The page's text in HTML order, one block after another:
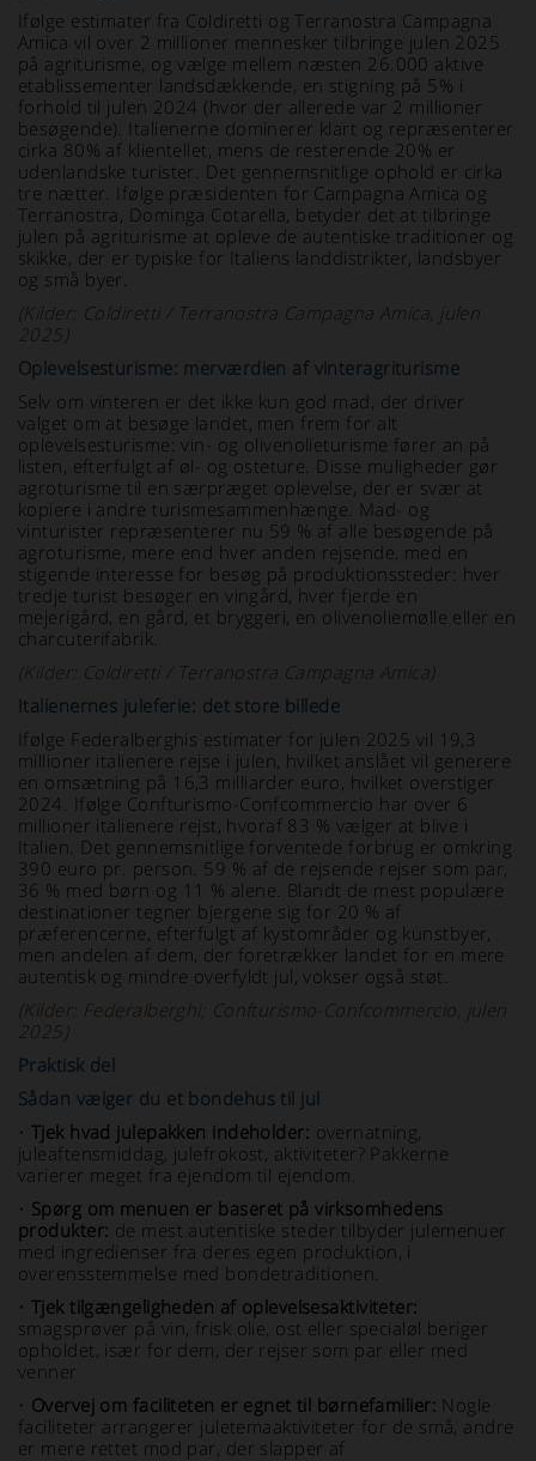
Ifølge estimater fra Coldiretti og Terranostra Campagna
Amica vil over 2 millioner mennesker tilbringe julen 2025
på agriturisme, og vælge mellem næsten 26.000 aktive
etablissementer landsdækkende, en stigning på 5% i
forhold til julen 2024 (hvor der allerede var 2 millioner
besøgende). Italienerne dominerer klart og repræsenterer
cirka 80% af klientellet, mens de resterende 20% er
udenlandske turister. Det gennemsnitlige ophold er cirka
tre nætter. Ifølge præsidenten for Campagna Amica og
Terranostra, Dominga Cotarella, betyder det at tilbringe
julen på agriturisme at opleve de autentiske traditioner og
skikke, der er typiske for Italiens landdistrikter, landsbyer
og små byer.
(Kilder: Coldiretti / Terranostra Campagna Amica, julen
2025)
Oplevelsesturisme: merværdien af vinteragriturisme
Selv om vinteren er det ikke kun god mad, der driver
valget om at besøge landet, men frem for alt
oplevelsesturisme: vin- og olivenolieturisme fører an på
listen, efterfulgt af øl- og osteture. Disse muligheder gør
agroturisme til en særpræget oplevelse, der er svær at
kopiere i andre turismesammenhænge. Mad- og
vinturister repræsenterer nu 59 % af alle besøgende på
agroturisme, mere end hver anden rejsende, med en
stigende interesse for besøg på produktionssteder: hver
tredje turist besøger en vingård, hver fjerde en
mejerigård, en gård, et bryggeri, en olivenoliemølle eller en
charcuterifabrik.
(Kilder: Coldiretti / Terranostra Campagna Amica)
Italienernes juleferie: det store billede
Ifølge Federalberghis estimater for julen 2025 vil 19,3
millioner italienere rejse i julen, hvilket anslået vil generere
en omsætning på 16,3 milliarder euro, hvilket overstiger
2024. Ifølge Confturismo-Confcommercio har over 6
millioner italienere rejst, hvoraf 83 % vælger at blive i
Italien. Det gennemsnitlige forventede forbrug er omkring
390 euro pr. person. 59 % af de rejsende rejser som par,
36 % med børn og 11 % alene. Blandt de mest populære
destinationer tegner bjergene sig for 20 % af
præferencerne, efterfulgt af kystområder og kunstbyer,
men andelen af dem, der foretrækker landet for en mere
autentisk og mindre overfyldt jul, vokser også støt.
(Kilder: Federalberghi; Confturismo-Confcommercio, julen
2025)
Praktisk del
Sådan vælger du et bondehus til jul
• Tjek hvad julepakken indeholder: overnatning,
juleaftensmiddag, julefrokost, aktiviteter? Pakkerne
varierer meget fra ejendom til ejendom.
• Spørg om menuen er baseret på virksomhedens
produkter: de mest autentiske steder tilbyder julemenuer
med ingredienser fra deres egen produktion, i
overensstemmelse med bondetraditionen.
• Tjek tilgængeligheden af oplevelsesaktiviteter:
smagsprøver på vin, frisk olie, ost eller specialøl beriger
opholdet, især for dem, der rejser som par eller med
venner
• Overvej om faciliteten er egnet til børnefamilier: Nogle
faciliteter arrangerer juletemaaktiviteter for de små, andre
er mere rettet mod par, der slapper af